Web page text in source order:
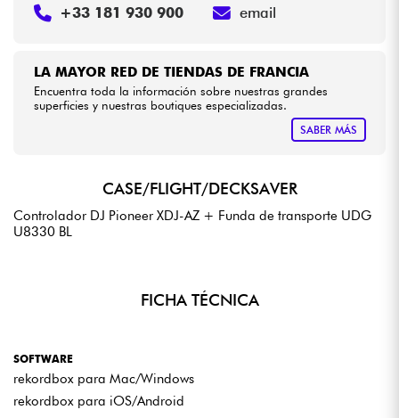
LA MAYOR RED DE TIENDAS DE FRANCIA
Encuentra toda la información sobre nuestras grandes
superficies y nuestras boutiques especializadas.
SABER MÁS
+33 181 930 900 email
CASE/FLIGHT/DECKSAVER
Controlador DJ Pioneer XDJ-AZ + Funda de transporte UDG
U8330 BL
FICHA TÉCNICA
SOFTWARE
rekordbox para Mac/Windows
rekordbox para iOS/Android